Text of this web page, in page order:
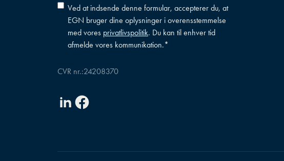
Accepter
betingelser*
Ved at indsende denne formular, accepterer du, at
EGN bruger dine oplysninger i overensstemmelse
med vores privatlivspolitik. Du kan til enhver tid
afmelde vores kommunikation.*
CVR nr.:24208370
LinkedinFacebook